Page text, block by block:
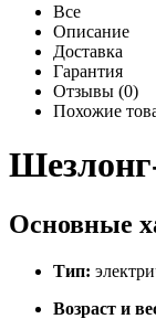
Все
Описание
Доставка
Гарантия
Отзывы (0)
Похожие
Основные
Тип:
Возраст и